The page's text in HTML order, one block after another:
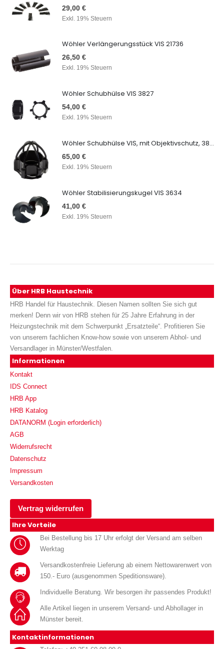
29,00 €
Exkl. 19% Steuern
Wöhler Verlängerungsstück VIS 21736
26,50 €
Exkl. 19% Steuern
Wöhler Schubhülse VIS 3827
54,00 €
Exkl. 19% Steuern
Wöhler Schubhülse VIS, mit Objektivschutz, 3847
65,00 €
Exkl. 19% Steuern
Wöhler Stabilisierungskugel VIS 3634
41,00 €
Exkl. 19% Steuern
Über HRB Haustechnik
HRB Handel für Haustechnik. Diesen Namen sollten Sie sich gut
merken! Denn wir von HRB stehen für 25 Jahre Erfahrung in der
Heizungstechnik mit dem Schwerpunkt „Ersatzteile“. Profitieren Sie
von unserem fachlichen Know-how sowie von unserem Abhol- und
Versandlager in Münster/Westfalen.
Informationen
Kontakt
IDS Connect
HRB App
HRB Katalog
DATANORM (Login erforderlich)
AGB
Widerrufsrecht
Datenschutz
Impressum
Versandkosten
Vertrag widerrufen
Ihre Vorteile
Bei Bestellung bis 17 Uhr erfolgt der Versand am selben
Werktag
Versandkostenfreie Lieferung ab einem Nettowarenwert von
150.- Euro (ausgenommen Speditionsware).
Individuelle Beratung. Wir besorgen ihr passendes Produkt!
Alle Artikel liegen in unserem Versand- und Abhollager in
Münster bereit.
Kontaktinformationen